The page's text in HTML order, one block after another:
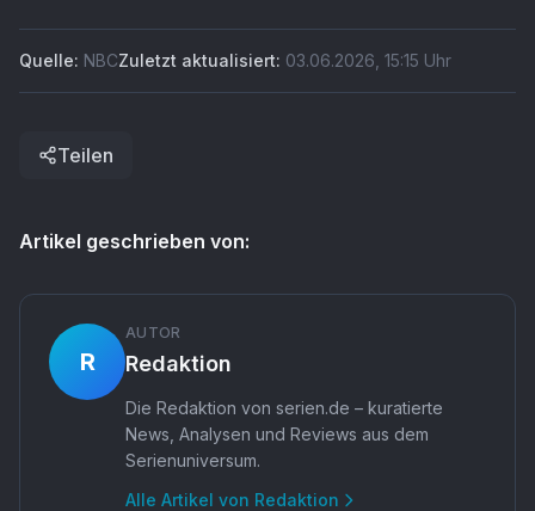
Quelle: NBCZuletzt aktualisiert: 03.06.2026 15:15 Uhr
Teilen
Artikel geschrieben von:
R
AUTOR
Redaktion
Die Redaktion von serien.de – kuratierte
News, Analysen und Reviews aus dem
Serienuniversum.
Alle Artikel von Redaktion